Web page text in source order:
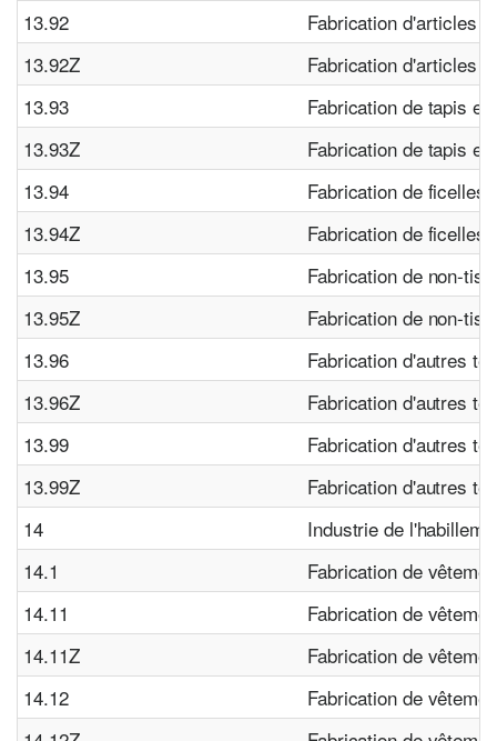
13.92
Fabrication d'articles
13.92Z
Fabrication d'articles
13.93
Fabrication de tapis et
13.93Z
Fabrication de tapis et
13.94
Fabrication de
13.94Z
Fabrication de
13.95
Fabrication de non-
13.95Z
Fabrication de non-
13.96
Fabrication d'autres
13.96Z
Fabrication d'autres
13.99
Fabrication d'autres
13.99Z
Fabrication d'autres
14
Industrie de
14.1
Fabrication de
14.11
Fabrication de
14.11Z
Fabrication de
14.12
Fabrication de